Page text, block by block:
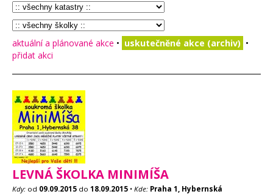
aktuální a plánované akce • uskutečněné akce (archiv) •
přidat akci
LEVNÁ ŠKOLKA MINIMÍŠA
Kdy: od 09.09.2015 do 18.09.2015 • Kde: Praha 1, Hybernská